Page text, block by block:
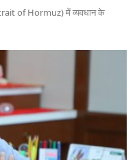
of Hormuz) में व्यवधान के